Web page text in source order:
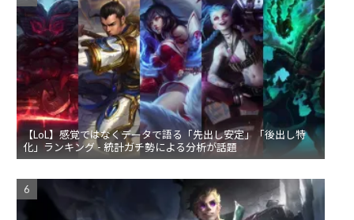
【LoL】感覚ではなくデータで語る「先出し安定」「後出し特
化」ランキング - 統計ガチ勢による分析が話題